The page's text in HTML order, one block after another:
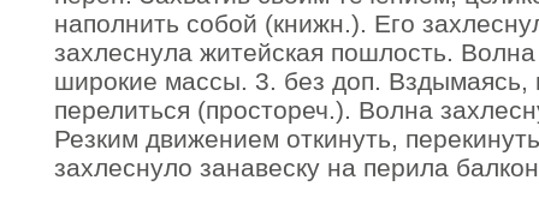
наполнить собой (книжн.). Его
захлеснула житейская пошлость.
широкие массы. 3. без доп. Вздымаясь,
перелиться (простореч.). Волна
Резким движением откинуть,
захлеснуло занавеску на перила